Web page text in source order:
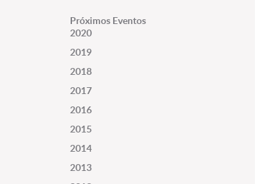
Próximos Eventos
2020
2019
2018
2017
2016
2015
2014
2013